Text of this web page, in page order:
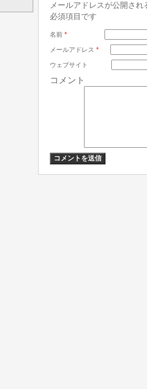
メールアドレスが公開さ
必須項目です
名前 *
メールアドレス *
ウェブサイト
コメント